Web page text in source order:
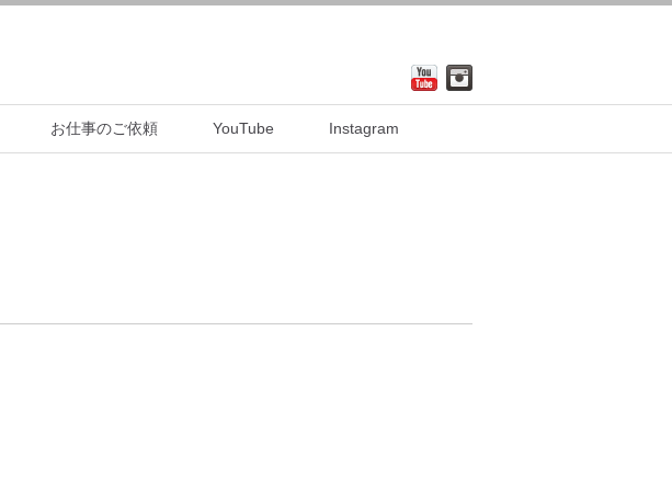
お仕事のご依頼 YouTube Instagram